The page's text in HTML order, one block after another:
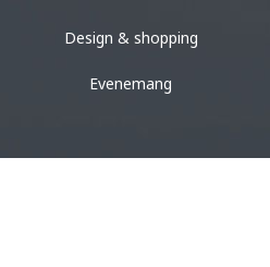
Design & shopping
Evenemang